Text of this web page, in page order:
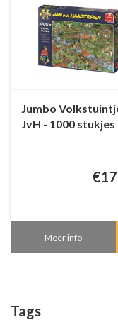
Jumbo
JvH - 1000 stukjes
Meer info
Tags